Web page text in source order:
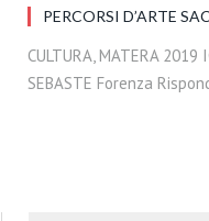
PERCORSI D’ARTE
CULTURA, MATERA 2019
SEBASTE Forenza